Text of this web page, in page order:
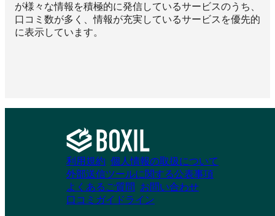
が様々な情報を積極的に発信しているサービスのうち、
口コミ数が多く、情報が充実しているサービスを優先的
に表示しています。
利用規約 個人情報の取扱について
外部送信ツールに関する公表事項
よくあるご質問
お問い合わせ
口コミガイドライン